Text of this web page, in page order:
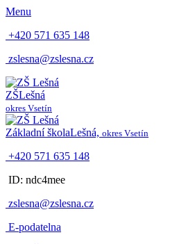
Menu
+420 571 635 148
zslesna@zslesna.cz
ZŠLešná
okres Vsetín
Základní školaLešná, okres Vsetín
+420 571 635 148
ID: ndc4mee
zslesna@zslesna.cz
E-podatelna